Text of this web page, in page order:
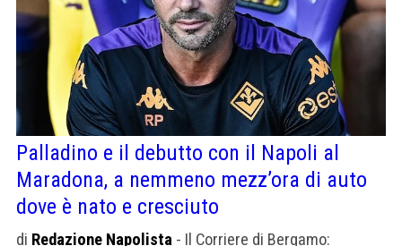
Palladino e il debutto con il Napoli al
Maradona, a nemmeno mezz’ora di auto
dove è nato e cresciuto
di Redazione Napolista - Il Corriere di Bergamo: